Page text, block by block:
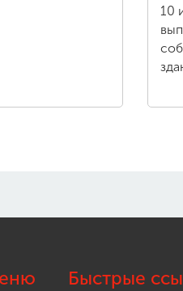
10
Быстрые